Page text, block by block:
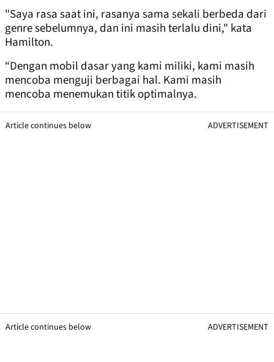
"Saya rasa saat ini, rasanya sama sekali berbeda dari
genre sebelumnya, dan ini masih terlalu dini," kata
Hamilton.
“Dengan mobil dasar yang kami miliki, kami masih
mencoba menguji berbagai hal. Kami masih
mencoba menemukan titik optimalnya.
Article continues below ADVERTISEMENT
Article continues below ADVERTISEMENT